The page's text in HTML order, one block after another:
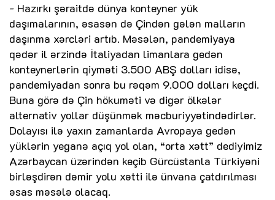
- Hazırkı şəraitdə dünya konteyner yük
daşımalarının, əsasən də Çindən gələn malların
daşınma xərcləri artıb. Məsələn, pandemiyaya
qədər il ərzində İtaliyadan limanlara gedən
konteynerlərin qiyməti 3.500 ABŞ dolları idisə,
pandemiyadan sonra bu rəqəm 9.000 dolları keçdi.
Buna görə də Çin hökuməti və digər ölkələr
alternativ yollar düşünmək məcburiyyətindədirlər.
Dolayısı ilə yaxın zamanlarda Avropaya gedən
yüklərin yeganə açıq yol olan, “orta xətt” dediyimiz
Azərbaycan üzərindən keçib Gürcüstanla Türkiyəni
birləşdirən dəmir yolu xətti ilə ünvana çatdırılması
əsas məsələ olacaq.